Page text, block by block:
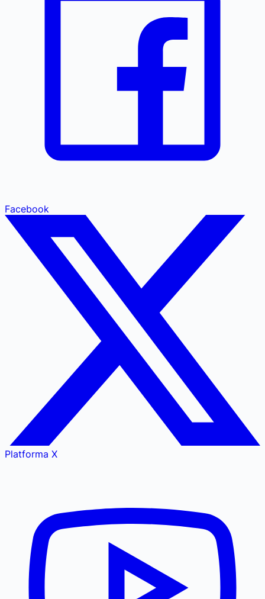
Facebook
Platforma X